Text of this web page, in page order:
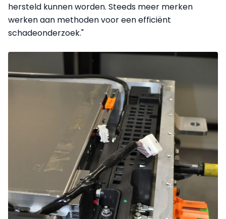
hersteld kunnen worden. Steeds meer merken
werken aan methoden voor een efficiënt
schadeonderzoek."